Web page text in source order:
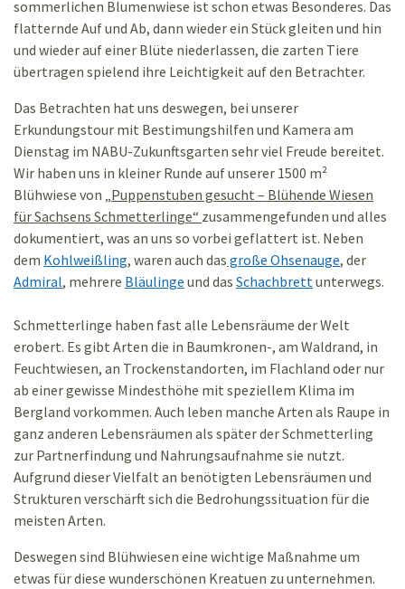
sommerlichen Blumenwiese ist schon etwas Besonderes. Das
flatternde Auf und Ab, dann wieder ein Stück gleiten und hin
und wieder auf einer Blüte niederlassen, die zarten Tiere
übertragen spielend ihre Leichtigkeit auf den Betrachter.
Das Betrachten hat uns deswegen, bei unserer
Erkundungstour mit Bestimungshilfen und Kamera am
Dienstag im NABU-Zukunftsgarten sehr viel Freude bereitet.
Wir haben uns in kleiner Runde auf unserer 1500 m²
Blühwiese von „Puppenstuben gesucht – Blühende Wiesen
für Sachsens Schmetterlinge“ zusammengefunden und alles
dokumentiert, was an uns so vorbei geflattert ist. Neben
dem Kohlweißling, waren auch das große Ohsenauge, der
Admiral, mehrere Bläulinge und das Schachbrett unterwegs.
Schmetterlinge haben fast alle Lebensräume der Welt
erobert. Es gibt Arten die in Baumkronen-, am Waldrand, in
Feuchtwiesen, an Trockenstandorten, im Flachland oder nur
ab einer gewisse Mindesthöhe mit speziellem Klima im
Bergland vorkommen. Auch leben manche Arten als Raupe in
ganz anderen Lebensräumen als später der Schmetterling
zur Partnerfindung und Nahrungsaufnahme sie nutzt.
Aufgrund dieser Vielfalt an benötigten Lebensräumen und
Strukturen verschärft sich die Bedrohungssituation für die
meisten Arten.
Deswegen sind Blühwiesen eine wichtige Maßnahme um
etwas für diese wunderschönen Kreatuen zu unternehmen.